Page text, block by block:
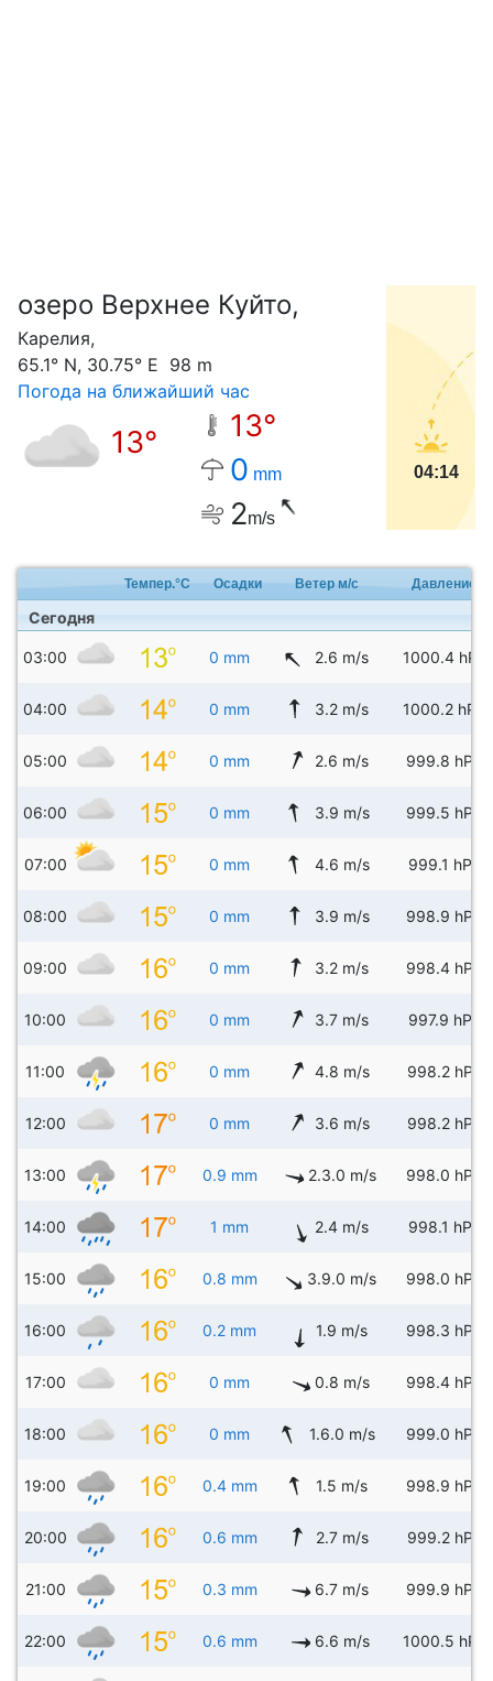
озеро Верхнее Куйто,
Карелия,
65.1° N, 30.75° E 98 m
Погода на ближайший час
13°
13°
0 mm
2m/s
04:14
Темпер.°C Осадки Ветер м/с Давление
Сегодня
03:00 0 mm 2.6 m/s 1000.4 hPa
04:00 0 mm 3.2 m/s 1000.2 hPa
05:00 0 mm 2.6 m/s 999.8 hPa
06:00 0 mm 3.9 m/s 999.5 hPa
07:00 0 mm 4.6 m/s 999.1 hPa
08:00 0 mm 3.9 m/s 998.9 hPa
09:00 0 mm 3.2 m/s 998.4 hPa
10:00 0 mm 3.7 m/s 997.9 hPa
11:00 0 mm 4.8 m/s 998.2 hPa
12:00 0 mm 3.6 m/s 998.2 hPa
13:00 0.9 mm 2.3.0 m/s 998.0 hPa
14:00 1 mm 2.4 m/s 998.1 hPa
15:00 0.8 mm 3.9.0 m/s 998.0 hPa
16:00 0.2 mm 1.9 m/s 998.3 hPa
17:00 0 mm 0.8 m/s 998.4 hPa
18:00 0 mm 1.6.0 m/s 999.0 hPa
19:00 0.4 mm 1.5 m/s 998.9 hPa
20:00 0.6 mm 2.7 m/s 999.2 hPa
21:00 0.3 mm 6.7 m/s 999.9 hPa
22:00 0.6 mm 6.6 m/s 1000.5 hPa